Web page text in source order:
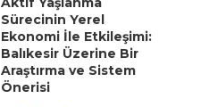
Sürecinin Yerel
Ekonomi İle Etkileşimi:
Balıkesir Üzerine Bir
Araştırma ve Sistem
Önerisi